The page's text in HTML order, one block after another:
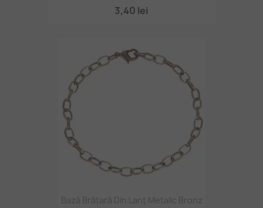
3,40 lei
Bază Brățară Din Lanț Metalic Bronz